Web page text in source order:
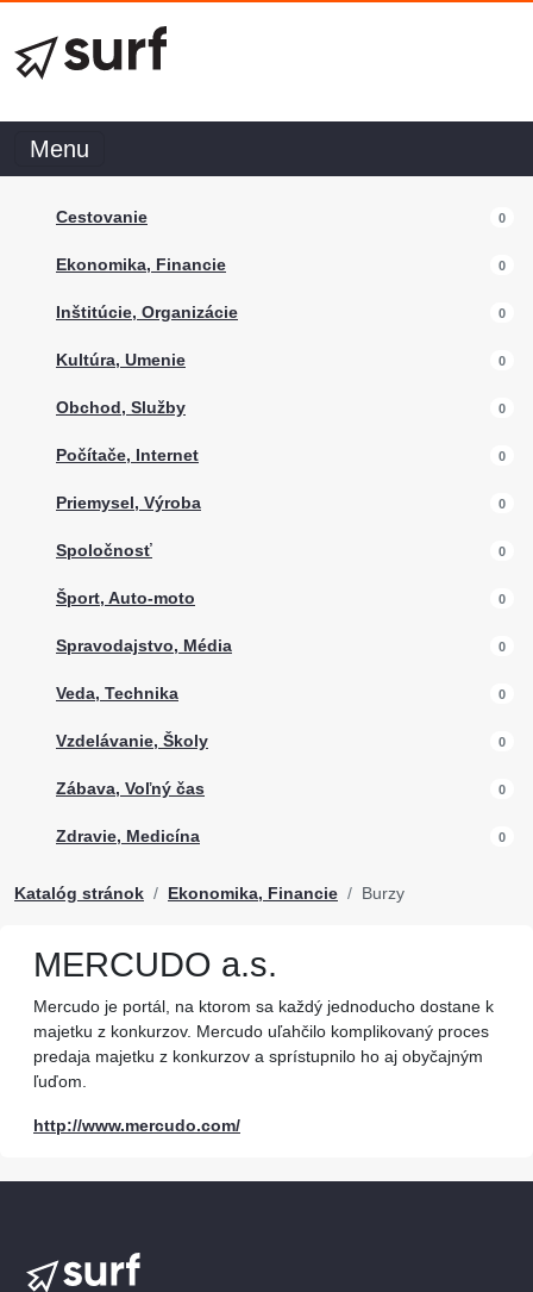
Menu
Cestovanie 0
Ekonomika, Financie 0
Inštitúcie, Organizácie 0
Kultúra, Umenie 0
Obchod, Služby 0
Počítače, Internet 0
Priemysel, Výroba 0
Spoločnosť 0
Šport, Auto-moto 0
Spravodajstvo, Média 0
Veda, Technika 0
Vzdelávanie, Školy 0
Zábava, Voľný čas 0
Zdravie, Medicína 0
Katalóg stránok Ekonomika, Financie Burzy
MERCUDO a.s.
Mercudo je portál, na ktorom sa každý jednoducho dostane k
majetku z konkurzov. Mercudo uľahčilo komplikovaný proces
predaja majetku z konkurzov a sprístupnilo ho aj obyčajným
ľuďom.
http://www.mercudo.com/